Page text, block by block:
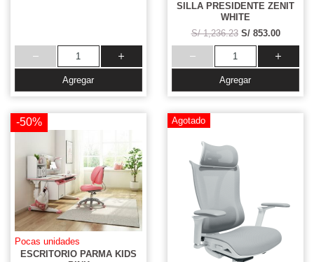
Agregar
SILLA PRESIDENTE ZENIT
WHITE
S/ 1,236.23 S/ 853.00
Agregar
-50%
Pocas unidades
ESCRITORIO PARMA KIDS
Agotado